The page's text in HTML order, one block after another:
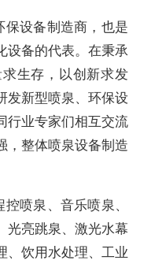
设备制造商，也是
设备的代表。在秉承
生存，以创新求发
发新型喷泉、环保设
行业专家们相互交流
，整体喷泉设备制造
喷泉、音乐喷泉、
光亮跳泉、激光水幕
、饮用水处理、工业